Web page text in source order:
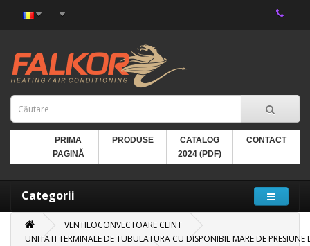
PRIMA
PAGINĂ
PRODUSE
CATALOG
2024 (PDF)
CONTACT
Categorii
VENTILOCONVECTOARE CLINT
UNITATI TERMINALE DE TUBULATURA CU DISPONIBIL MARE DE